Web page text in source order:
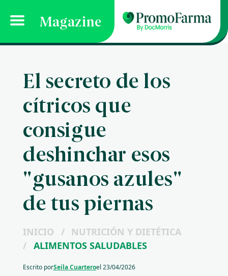
Magazine
El secreto de los
cítricos que
consigue
deshinchar esos
"gusanos azules"
de tus piernas
INICIO /
NUTRICIÓN Y DIETÉTICA
/ ALIMENTOS SALUDABLES
Escrito porSeila Cuarteroel 23/04/2026